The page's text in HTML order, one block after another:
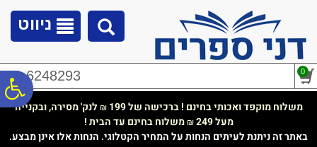
נגישות
ניווט
02-6248293 0
משלוח מוקפד ואכותי בחינם ! ברכישה של 199 ₪ לנק' מסירה, ובקנייה
מעל 249
₪משלוח בחינם עד הבית !
באתר זה ניתנת לעיתים הנחות על המחיר הקטלוגי. הנחות אלו אינן מבצע.